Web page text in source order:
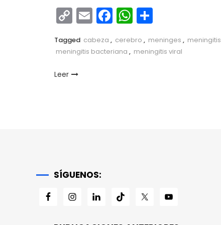
Copy
Link
EmailFacebook
WhatsApp
Tagged cabeza , cerebro , meninges , meningitis
meningitis bacteriana , meningitis viral
Leer
SÍGUENOS: